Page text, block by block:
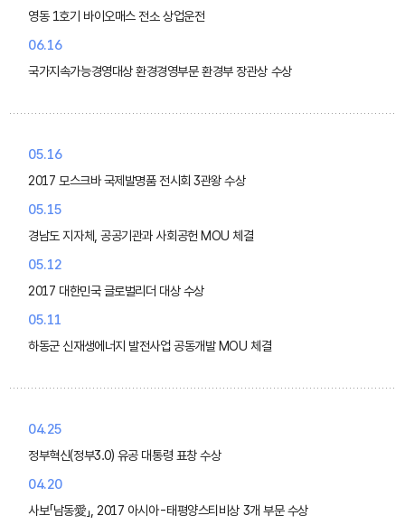
영동 1호기 바이오매스 전소 상업운전
06.16
국가지속가능경영대상 환경경영부문 환경부 장관상 수상
05.16
2017 모스크바 국제발명품 전시회 3관왕 수상
05.15
경남도 지자체, 공공기관과 사회공헌 MOU 체결
05.12
2017 대한민국 글로벌리더 대상 수상
05.11
하동군 신재생에너지 발전사업 공동개발 MOU 체결
04.25
정부혁신(정부3.0) 유공 대통령 표창 수상
04.20
사보「남동愛」, 2017 아시아-태평양스티비상 3개 부문 수상